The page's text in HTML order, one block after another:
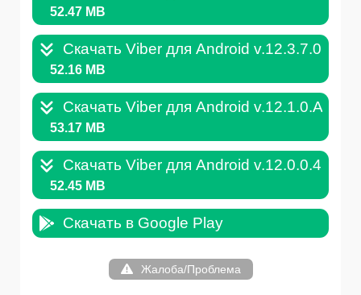
52.47 MB
Скачать Viber для Android v.12.3.7.0.APK
52.16 MB
Скачать Viber для Android v.12.1.0.APK
53.17 MB
Скачать Viber для Android v.12.0.0.4.APK
52.45 MB
Скачать в Google Play
Жалоба/Проблема